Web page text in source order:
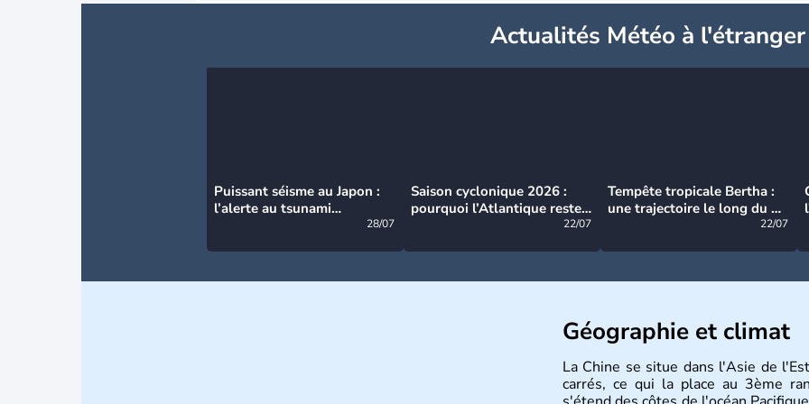
Actualités Météo à l'étranger
Puissant séisme au Japon :
l’alerte au tsunami
28/07
Saison cyclonique 2026 :
pourquoi l’Atlantique reste
22/07
Tempête tropicale Bertha :
une trajectoire le long du du
22/07
Géographie et climat
La Chine se situe dans l'Asie de
carrés, ce qui la place au 3ème